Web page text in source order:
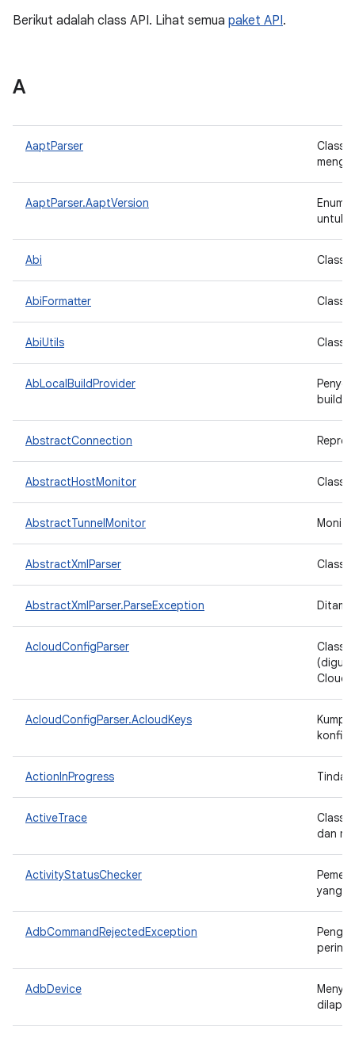
Berikut adalah class API. Lihat semua paket API.
A
AaptParser
Class
AaptParser.AaptVersion
Enum
untuk
Abi Class
AbiFormatter Class
AbiUtils Class
AbLocalBuildProvider
build
AbstractConnection
AbstractHostMonitor Class
AbstractTunnelMonitor
AbstractXmlParser Class
AbstractXmlParser.ParseException
AcloudConfigParser
Class
AcloudConfigParser.AcloudKeys
ActionInProgress
ActiveTrace
Class
dan
ActivityStatusChecker
yang
AdbCommandRejectedException
AdbDevice